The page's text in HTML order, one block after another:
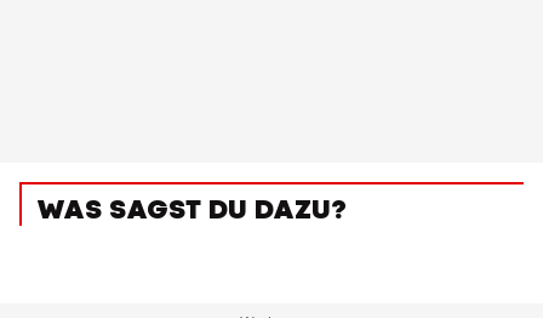
WAS SAGST DU DAZU?